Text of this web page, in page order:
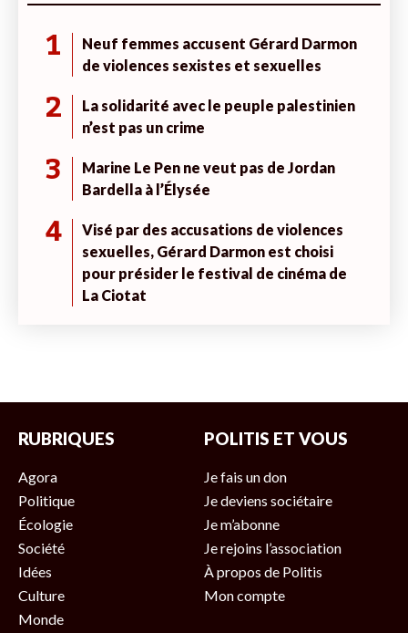
1
Neuf femmes accusent Gérard Darmon
de violences sexistes et sexuelles
2
La solidarité avec le peuple palestinien
n’est pas un crime
3
Marine Le Pen ne veut pas de Jordan
Bardella à l’Élysée
4
Visé par des accusations de violences
sexuelles, Gérard Darmon est choisi
pour présider le festival de cinéma de
La Ciotat
RUBRIQUES
Agora
Politique
Écologie
Société
Idées
Culture
Monde
POLITIS ET VOUS
Je fais un don
Je deviens sociétaire
Je m’abonne
Je rejoins l’association
À propos de Politis
Mon compte